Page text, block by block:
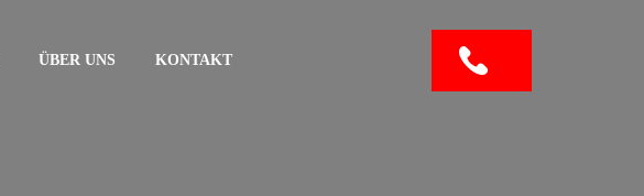
ÜBER UNS KONTAKT